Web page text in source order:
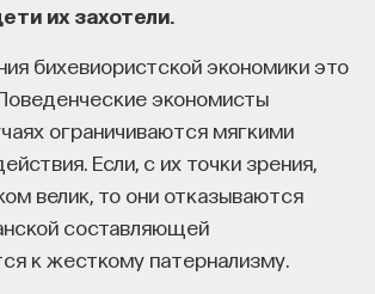
их захотели.
бихевиористской экономики это
экономисты
ограничиваются мягкими
Если, с их точки зрения,
велик, то они отказываются
составляющей
к жесткому патернализму.